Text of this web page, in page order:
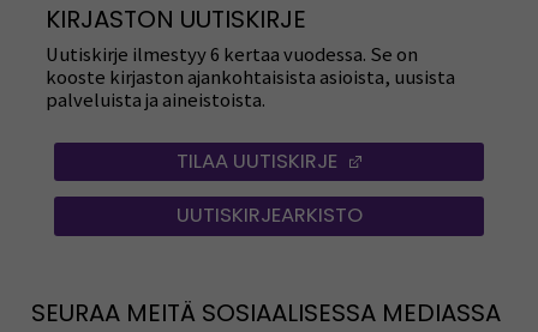
KIRJASTON UUTISKIRJE
Uutiskirje ilmestyy 6 kertaa vuodessa. Se on
kooste kirjaston ajankohtaisista asioista, uusista
palveluista ja aineistoista.
TILAA UUTISKIRJE
(OPENS IN A NEW
UUTISKIRJEARKISTO
SEURAA MEITÄ SOSIAALISESSA MEDIASSA